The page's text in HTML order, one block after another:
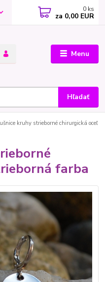
Menu
Hľadať
0 ks
za 0,00 EUR
kruhy strieborné chirurgická oceľ
farba